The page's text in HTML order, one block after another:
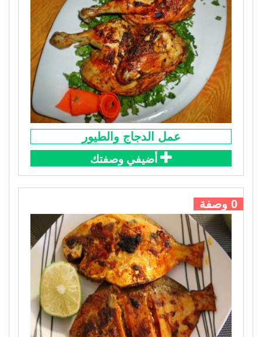
عمل الدجاج والطيور
أضيفي وصفتك
0 وصفة